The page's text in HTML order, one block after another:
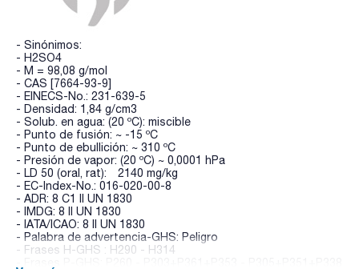
- Sinónimos:
- H2SO4
- M = 98,08 g/mol
- CAS [7664-93-9]
- EINECS-No.: 231-639-5
- Densidad: 1,84 g/cm3
- Solub. en agua: (20 ºC): miscible
- Punto de fusión: ~ -15 ºC
- Punto de ebullición: ~ 310 ºC
- Presión de vapor: (20 ºC) ~ 0,0001 hPa
- LD 50 (oral, rat): 2140 mg/kg
- EC-Index-No.: 016-020-00-8
- ADR: 8 C1 II UN 1830
- IMDG: 8 II UN 1830
- IATA/ICAO: 8 II UN 1830
- Palabra de advertencia-GHS: Peligro
- Frases H-GHS : H290 - H314